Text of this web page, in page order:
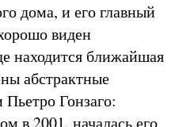
дома, и его главный
виден
находится ближайшая
абстрактные
Гонзаго:
в 2001, началась его